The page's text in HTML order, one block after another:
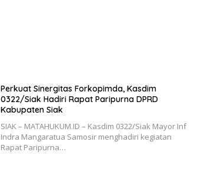
Perkuat Sinergitas Forkopimda, Kasdim
0322/Siak Hadiri Rapat Paripurna DPRD
Kabupaten Siak
SIAK – MATAHUKUM.ID – Kasdim 0322/Siak Mayor Inf
Indra Mangaratua Samosir menghadiri kegiatan
Rapat Paripurna…